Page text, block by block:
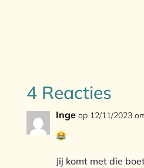
4 Reacties
Inge op 12/11/2023
Jij komt met die